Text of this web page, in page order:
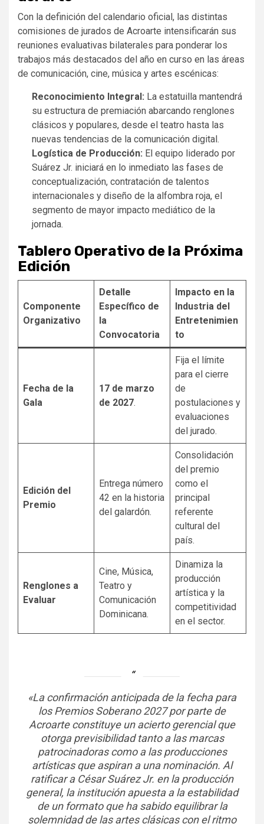
Con la definición del calendario oficial, las distintas
comisiones de jurados de Acroarte intensificarán sus
reuniones evaluativas bilaterales para ponderar los
trabajos más destacados del año en curso en las áreas
de comunicación, cine, música y artes escénicas:
Reconocimiento Integral: La estatuilla mantendrá
su estructura de premiación abarcando renglones
clásicos y populares, desde el teatro hasta las
nuevas tendencias de la comunicación digital.
Logística de Producción: El equipo liderado por
Suárez Jr. iniciará en lo inmediato las fases de
conceptualización, contratación de talentos
internacionales y diseño de la alfombra roja, el
segmento de mayor impacto mediático de la
jornada.
Tablero Operativo de la Próxima
Edición
Componente
Organizativo
Detalle
Específico de
la
Convocatoria
Impacto en la
Industria del
Entretenimien
to
Fecha de la
Gala
17 de marzo
de 2027.
Fija el límite
para el cierre
de
postulaciones y
evaluaciones
del jurado.
Edición del
Premio
Entrega número
42 en la historia
del galardón.
Consolidación
del premio
como el
principal
referente
cultural del
país.
Renglones a
Evaluar
Cine, Música,
Teatro y
Comunicación
Dominicana.
Dinamiza la
producción
artística y la
competitividad
en el sector.
«La confirmación anticipada de la fecha para
los Premios Soberano 2027 por parte de
Acroarte constituye un acierto gerencial que
otorga previsibilidad tanto a las marcas
patrocinadoras como a las producciones
artísticas que aspiran a una nominación. Al
ratificar a César Suárez Jr. en la producción
general, la institución apuesta a la estabilidad
de un formato que ha sabido equilibrar la
solemnidad de las artes clásicas con el ritmo